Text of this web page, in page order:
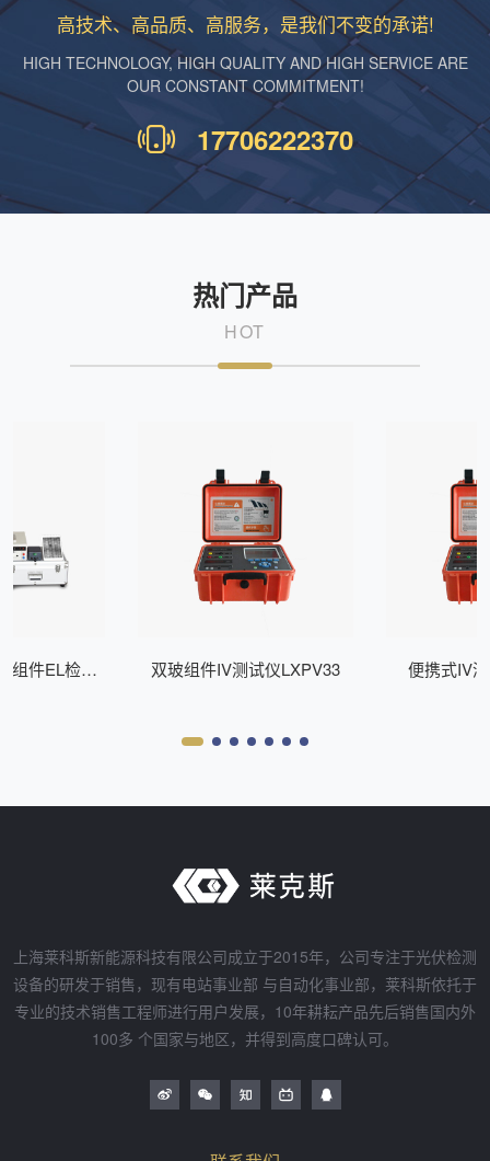
高技术、高品质、高服务，是我们不变的承诺!
HIGH TECHNOLOGY, HIGH QUALITY AND HIGH SERVICE ARE
OUR CONSTANT COMMITMENT!
17706222370
热门产品
HOT
组件EL检测
双玻组件IV测试仪LXPV33 便携式IV
上海莱科斯新能源科技有限公司成立于2015年，公司专注于光伏检测
设备的研发于销售，现有电站事业部 与自动化事业部，莱科斯依托于
专业的技术销售工程师进行用户发展，10年耕耘产品先后销售国内外
100多 个国家与地区，并得到高度口碑认可。